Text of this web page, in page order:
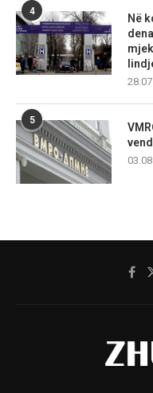
4
Në
5